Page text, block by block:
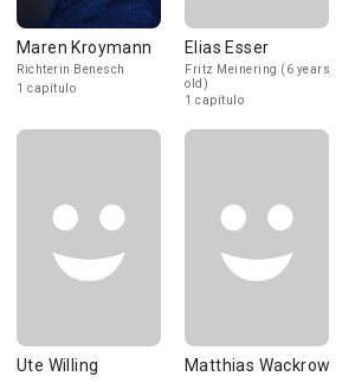
Maren Kroymann
Richterin Benesch
1 capítulo
Elias Esser
Fritz Meinering (6 years
old)
1 capítulo
Ute Willing Matthias Wackrow